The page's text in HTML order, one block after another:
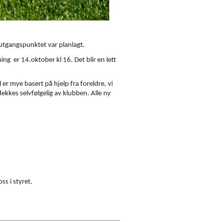
var planlagt.
er 14.oktober kl 16. Det blir en lett
mye basert på hjelp fra foreldre, vi
selvfølgelig av klubben. Alle ny
i styret.